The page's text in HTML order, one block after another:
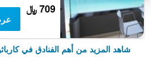
709 ﷼
شاهد المزيد من أهم الفنادق في